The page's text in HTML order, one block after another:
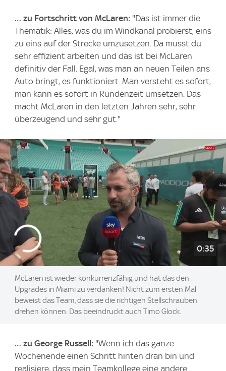
… zu Fortschritt von McLaren: "Das ist immer die
Thematik: Alles, was du im Windkanal probierst, eins
zu eins auf der Strecke umzusetzen. Da musst du
sehr effizient arbeiten und das ist bei McLaren
definitiv der Fall. Egal, was man an neuen Teilen ans
Auto bringt, es funktioniert. Man versteht es sofort,
man kann es sofort in Rundenzeit umsetzen. Das
macht McLaren in den letzten Jahren sehr, sehr
überzeugend und sehr gut."
0:35
McLaren ist wieder konkurrenzfähig und hat das den
Upgrades in Miami zu verdanken! Nicht zum ersten Mal
beweist das Team, dass sie die richtigen Stellschrauben
drehen können. Das beeindruckt auch Timo Glock.
… zu George Russell: "Wenn ich das ganze
Wochenende einen Schritt hinten dran bin und
realisiere, dass mein Teamkollege eine andere